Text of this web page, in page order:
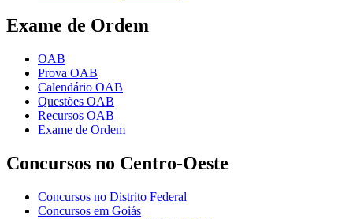
Exame de Ordem
OAB
Prova OAB
Calendário OAB
Questões OAB
Recursos OAB
Exame de Ordem
Concursos no Centro-Oeste
Concursos no Distrito Federal
Concursos em Goiás